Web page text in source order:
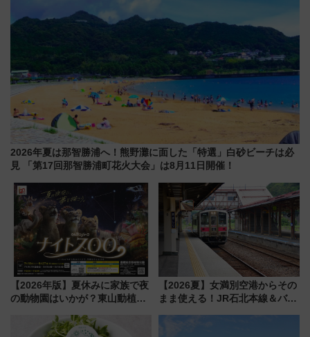
2026年夏は那智勝浦へ！熊野灘に面した「特選」白砂ビーチは必
見 「第17回那智勝浦町花火大会」は8月11日開催！
【2026年版】夏休みに家族で夜
の動物園はいかが？東山動植物
ZOO」開催情報
【2026夏】女満別空港からその
まま使える！JR石北本線＆バス
ーパス」でおトクに道東観光